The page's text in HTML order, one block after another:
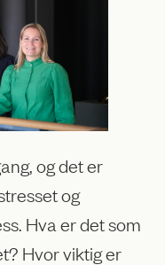
og det er
og
Hva er det som
Hvor viktig er